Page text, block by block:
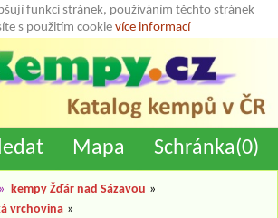
funkci stránek, používáním těchto stránek
s použitím cookie více informací
Mapa Schránka(0)
» kempy Žďár nad Sázavou »
vrchovina »